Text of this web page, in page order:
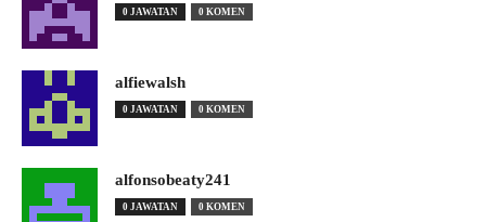
0 JAWATAN 0 KOMEN
alfiewalsh
0 JAWATAN 0 KOMEN
alfonsobeaty241
0 JAWATAN 0 KOMEN